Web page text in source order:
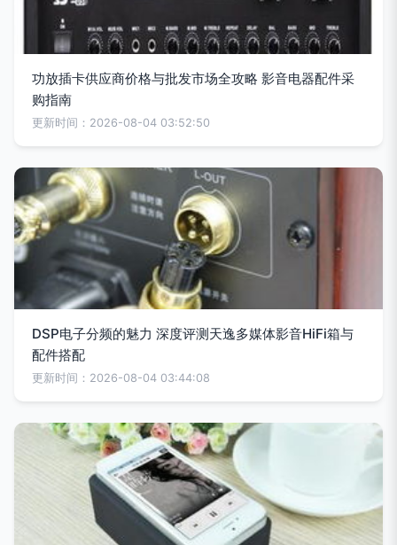
功放插卡供应商价格与批发市场全攻略 影音电器配件采
购指南
更新时间：2026-08-04 03:52:50
DSP电子分频的魅力 深度评测天逸多媒体影音HiFi箱与
配件搭配
更新时间：2026-08-04 03:44:08